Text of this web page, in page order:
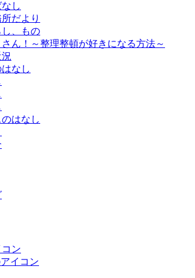
し
だより
し、もの
ん！～整理整頓が好きになる方法～
なし
はなし